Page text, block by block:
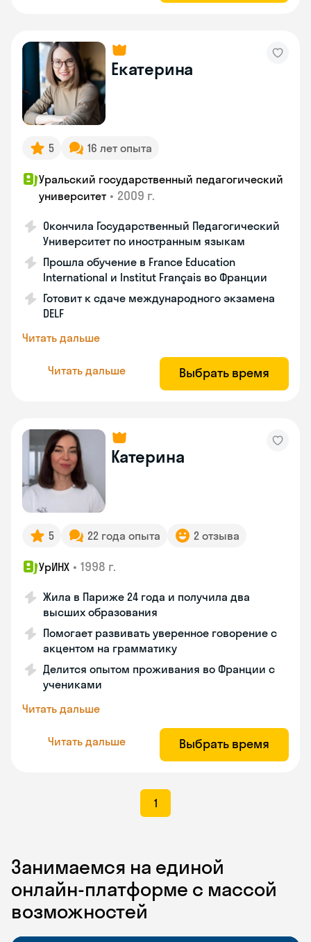
Екатерина
5 16 лет опыта
Уральский государственный педагогический
университет • 2009 г.
Окончила Государственный Педагогический
Университет по иностранным языкам
Прошла обучение в France Education
International и Institut Français во Франции
Готовит к сдаче международного экзамена
DELF
Читать дальше
Читать дальше Выбрать время
Катерина
5 22 года опыта 2 отзыва
УрИНХ • 1998 г.
Жила в Париже 24 года и получила два
высших образования
Помогает развивать уверенное говорение с
акцентом на грамматику
Делится опытом проживания во Франции с
учениками
Читать дальше
Читать дальше Выбрать время
1
Занимаемся на единой
онлайн-платформе с массой
возможностей